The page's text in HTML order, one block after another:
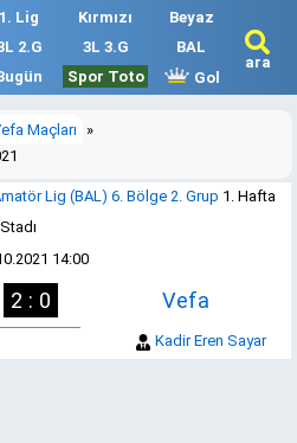
1. Lig Kırmızı
Beyaz
2.G 3L 3.G
BAL
Spor Toto Gol
ara
Maçları
»
Lig (BAL) 6. Bölge 2. Grup 1. Hafta
14:00
2 : 0 Vefa
Kadir Eren Sayar